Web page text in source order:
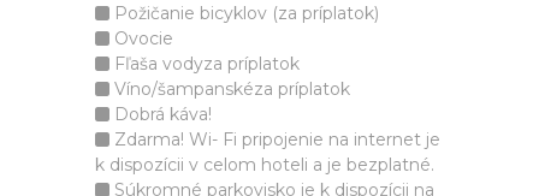
Požičanie bicyklov (za príplatok)
Ovocie
Fľaša vodyza príplatok
Víno/šampanskéza príplatok
Dobrá káva!
Zdarma! Wi- Fi pripojenie na internet je
k dispozícii v celom hoteli a je bezplatné.
Súkromné parkovisko je k dispozícii na